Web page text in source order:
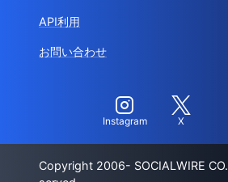
API利用
お問い合わせ
Instagram X
Copyright 2006- SOCIALWIRE